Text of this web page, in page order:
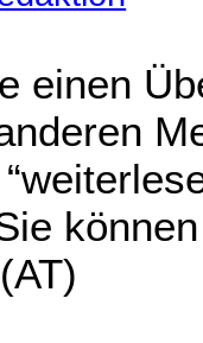
einen